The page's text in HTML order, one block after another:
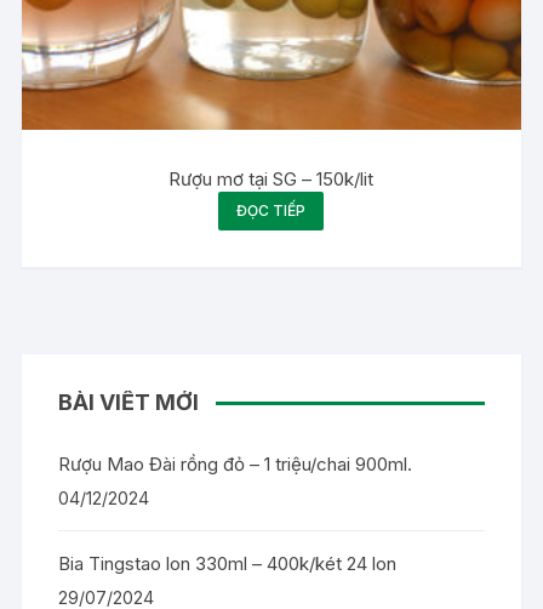
Rượu mơ tại SG – 150k/lit
ĐỌC TIẾP
BÀI VIẾT MỚI
Rượu Mao Đài rồng đỏ – 1 triệu/chai 900ml.
04/12/2024
Bia Tingstao lon 330ml – 400k/két 24 lon
29/07/2024